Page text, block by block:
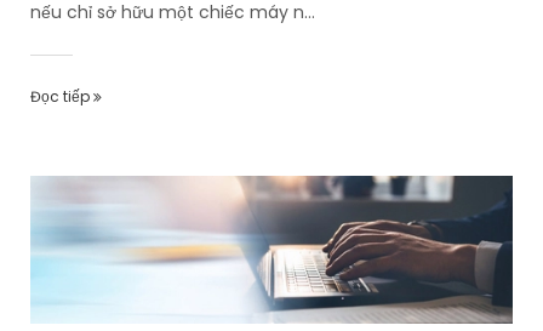
nếu chỉ sở hữu một chiếc máy n...
Đọc tiếp